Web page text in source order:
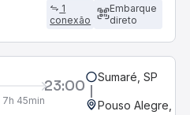
1
conexão
Embarque
direto
23:00
7h 45min
Sumaré, SP
Pouso Alegre,